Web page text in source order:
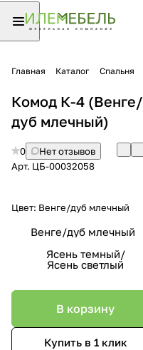
Главная Каталог Спальня
Комод К-4 (Венге/
дуб млечный)
0
Нет отзывов
Арт. ЦБ-00032058
Цвет: Венге/дуб млечный
Венге/дуб млечный
Ясень темный/
Ясень светлый
В корзину
Купить в 1 клик